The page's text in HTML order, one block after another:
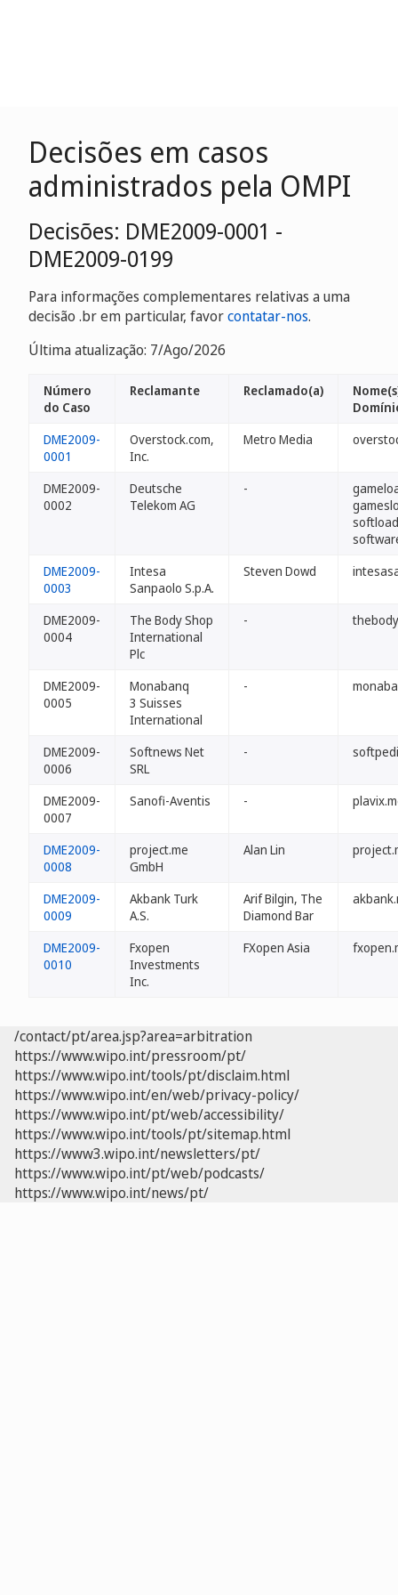
Decisões em casos
administrados pela OMPI
Decisões: DME2009-0001 -
DME2009-0199
Para informações complementares relativas a uma
decisão .br em particular, favorcontatar-nos.
Última atualização: 7/Ago/2026
Número
do Caso
Reclamante Reclamado(a)
DME2009-
0001
Overstock.com,
Inc.
Metro Media
DME2009-
0002
Deutsche
Telekom AG
-
DME2009-
0003
Intesa
Sanpaolo S.p.A.
Steven Dowd
DME2009-
0004
The Body Shop
International
Plc
-
DME2009-
0005
Monabanq
3 Suisses
International
-
DME2009-
0006
Softnews Net
SRL
-
DME2009-
0007
Sanofi-Aventis -
DME2009-
0008
project.me
GmbH
Alan Lin
DME2009-
0009
Akbank Turk
A.S.
Arif Bilgin, The
Diamond Bar
DME2009-
0010
Fxopen
Investments
Inc.
FXopen Asia
/contact/pt/area.jsp?area=arbitration
https://www.wipo.int/pressroom/pt/
https://www.wipo.int/tools/pt/disclaim.html
https://www.wipo.int/en/web/privacy-policy/
https://www.wipo.int/pt/web/accessibility/
https://www.wipo.int/tools/pt/sitemap.html
https://www3.wipo.int/newsletters/pt/
https://www.wipo.int/pt/web/podcasts/
https://www.wipo.int/news/pt/